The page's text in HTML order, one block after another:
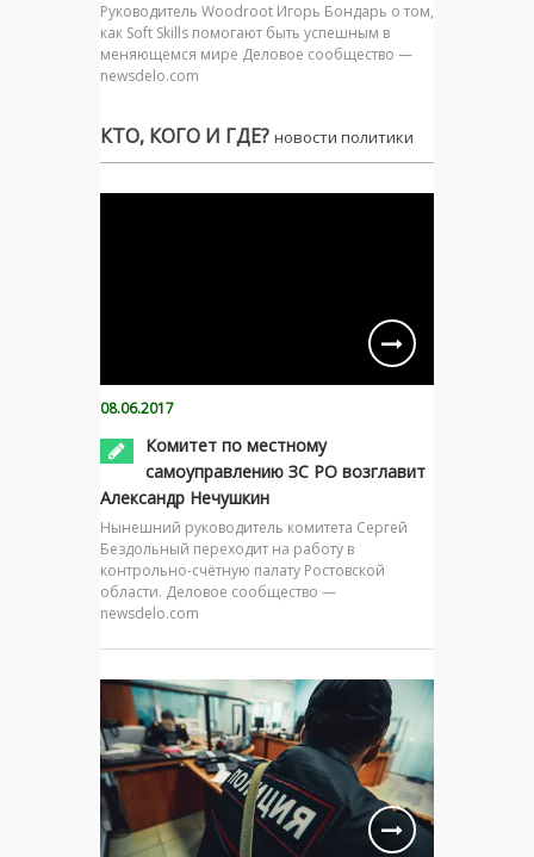
Руководитель Woodroot Игорь Бондарь о том,
как Soft Skills помогают быть успешным в
меняющемся мире Деловое сообщество —
newsdelo.com
КТО, КОГО И ГДЕ? новости политики
08.06.2017
Комитет по местному
самоуправлению ЗС РО возглавит
Александр Нечушкин
Нынешний руководитель комитета Сергей
Бездольный переходит на работу в
контрольно-счётную палату Ростовской
области. Деловое сообщество —
newsdelo.com